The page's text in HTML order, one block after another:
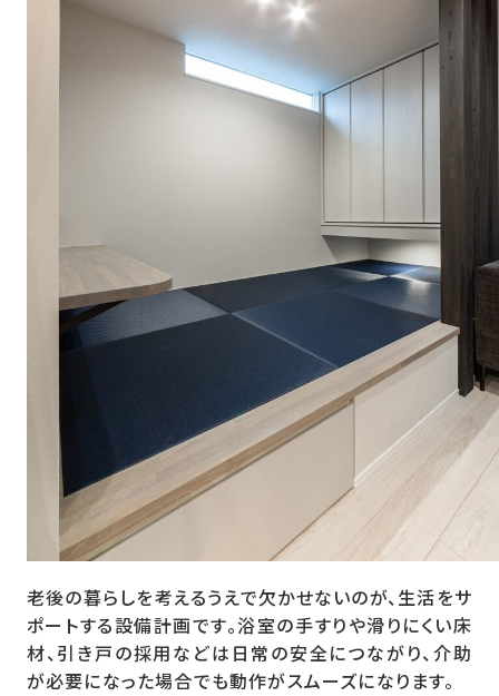
老後の暮らしを考えるうえで欠かせないのが、生活をサ
ポートする設備計画です。浴室の手すりや滑りにくい床
材、引き戸の採用などは日常の安全につながり、介助
が必要になった場合でも動作がスムーズになります。